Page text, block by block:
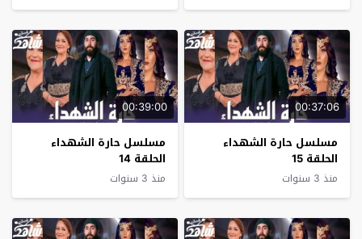
00:37:06
مسلسل حارة الشهداء
الحلقة 15
منذ 3 سنوات
00:39:00
مسلسل حارة الشهداء
الحلقة 14
منذ 3 سنوات